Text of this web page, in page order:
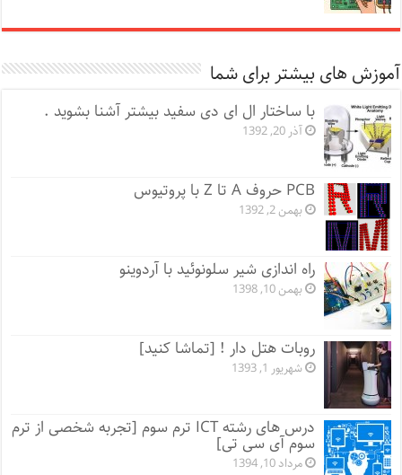
آموزش های بیشتر برای شما
با ساختار ال ای دی سفید بیشتر آشنا بشوید .
آذر 20, 1392
PCB حروف A تا Z با پروتیوس
بهمن 2, 1392
راه اندازی شیر سلونوئید با آردوینو
بهمن 10, 1398
روبات هتل دار ! [تماشا کنید]
شهریور 1, 1393
درس های رشته ICT ترم سوم [تجربه شخصی از ترم
سوم آی سی تی]
مرداد 10, 1394